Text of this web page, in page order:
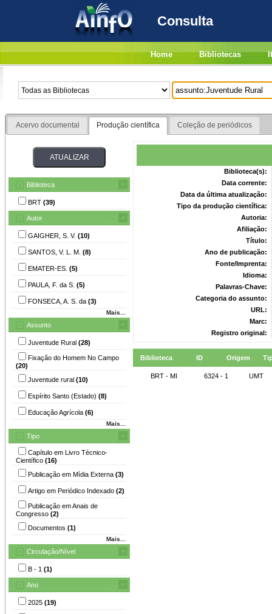
Consulta
Home Bibliotecas
Acervo documental Produção científica Coleção de periódicos
Biblioteca
BRT (39)
Autor
GAIGHER, S. V. (10)
SANTOS, V. L. M. (8)
EMATER-ES. (5)
PAULA, F. da S. (5)
FONSECA, A. S. da (3)
Mais...
Assunto
Juventude Rural (28)
Fixação do Homem No Campo
(20)
Juventude rural (10)
Espírito Santo (Estado) (8)
Educação Agrícola (6)
Mais...
Tipo
Capítulo em Livro Técnico-
Científico (16)
Publicação em Mídia Externa (3)
Artigo em Periódico Indexado (2)
Publicação em Anais de
Congresso (2)
Documentos (1)
Mais...
Circulação/Nível
B - 1 (1)
Ano
2025 (19)
Biblioteca(s):
Data corrente:
Data da última atualização:
Tipo da produção científica:
Autoria:
Afiliação:
Título:
Ano de publicação:
Fonte/Imprenta:
Idioma:
Palavras-Chave:
Categoria do assunto:
URL:
Marc:
Registro original:
Biblioteca ID Origem
BRT - MI 6324 - 1 UMT